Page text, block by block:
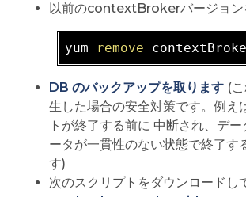
以前のcontextBrokerバージョン
yum remove
DB のバックアップを取ります(こ
生した場合の安全対策です。例え
トが終了する前に 中断され、デ
ータが一貫性のない状態で終了す
す)
次のスクリプトをダウンロードし